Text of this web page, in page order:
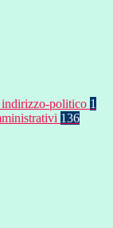
politico 1
136